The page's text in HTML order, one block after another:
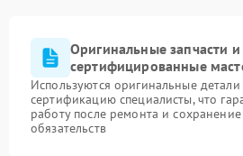
Оригинальные запчасти и
сертифицированные
Используются оригинальные
сертификацию специалисты, что
работу после ремонта и
обязательств